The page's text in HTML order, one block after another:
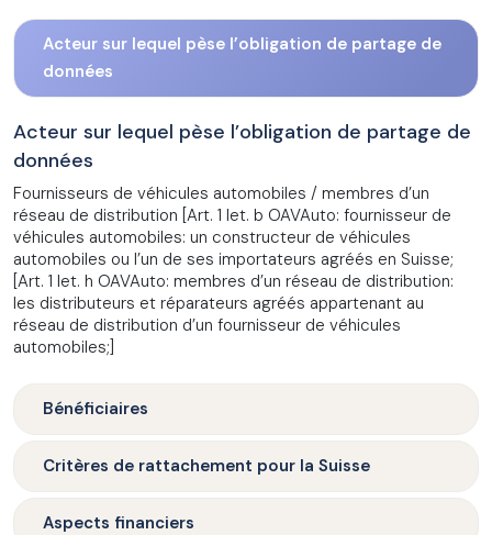
Acteur sur lequel pèse l’obligation de partage de
données
Acteur sur lequel pèse l’obligation de partage de
données
Fournisseurs de véhicules automobiles / membres d’un
réseau de distribution [Art. 1 let. b OAVAuto: fournisseur de
véhicules automobiles: un constructeur de véhicules
automobiles ou l’un de ses importateurs agréés en Suisse;
[Art. 1 let. h OAVAuto: membres d’un réseau de distribution:
les distributeurs et réparateurs agréés appartenant au
réseau de distribution d’un fournisseur de véhicules
automobiles;]
Bénéficiaires
Critères de rattachement pour la Suisse
Aspects financiers